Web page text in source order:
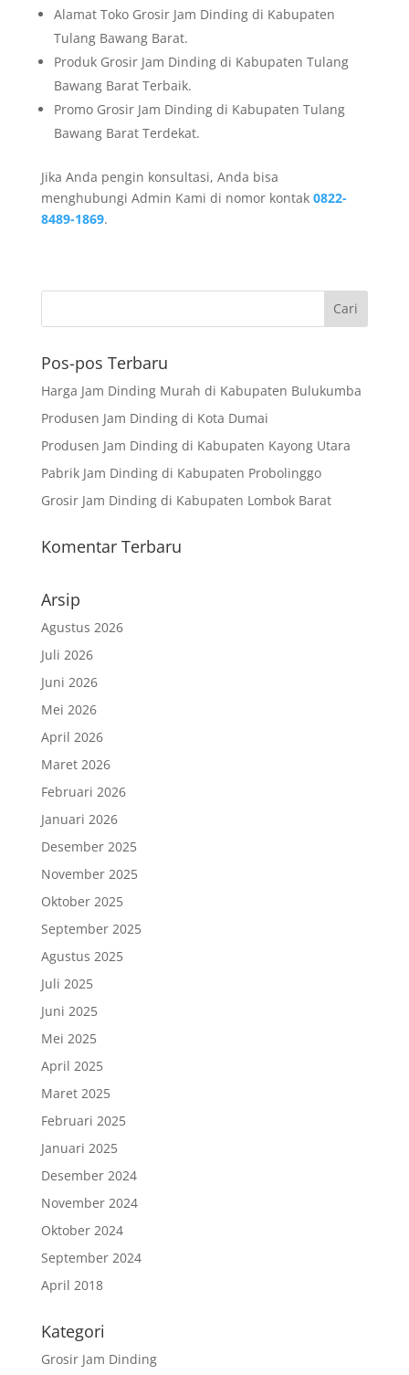
Alamat Toko Grosir Jam Dinding di Kabupaten
Tulang Bawang Barat.
Produk Grosir Jam Dinding di Kabupaten Tulang
Bawang Barat Terbaik.
Promo Grosir Jam Dinding di Kabupaten Tulang
Bawang Barat Terdekat.
Jika Anda pengin konsultasi, Anda bisa
menghubungi Admin Kami di nomor kontak 0822-
8489-1869.
Pos-pos Terbaru
Harga Jam Dinding Murah di Kabupaten Bulukumba
Produsen Jam Dinding di Kota Dumai
Produsen Jam Dinding di Kabupaten Kayong Utara
Pabrik Jam Dinding di Kabupaten Probolinggo
Grosir Jam Dinding di Kabupaten Lombok Barat
Komentar Terbaru
Arsip
Agustus 2026
Juli 2026
Juni 2026
Mei 2026
April 2026
Maret 2026
Februari 2026
Januari 2026
Desember 2025
November 2025
Oktober 2025
September 2025
Agustus 2025
Juli 2025
Juni 2025
Mei 2025
April 2025
Maret 2025
Februari 2025
Januari 2025
Desember 2024
November 2024
Oktober 2024
September 2024
April 2018
Kategori
Grosir Jam Dinding